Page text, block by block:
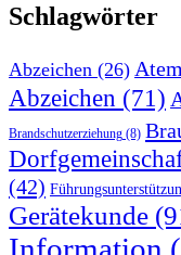
Schlagwörter
Abzeichen (26)
Abzeichen (71)
Brandschutzerziehung (8)
(42)
Gerätekunde